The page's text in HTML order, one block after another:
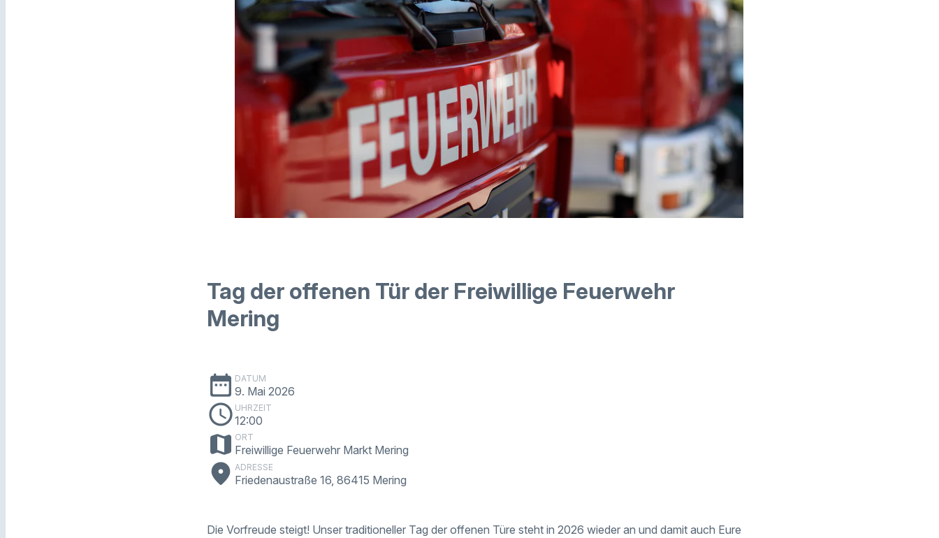
Tag der offenen Tür der Freiwillige Feuerwehr
Mering
date_range DATUM
9. Mai 2026
schedule UHRZEIT
12:00
map ORT
Freiwillige Feuerwehr Markt Mering
place ADRESSE
Friedenaustraße 16, 86415 Mering
Die Vorfreude steigt! Unser traditioneller Tag der offenen Türe steht in 2026 wieder an und damit auch Eure